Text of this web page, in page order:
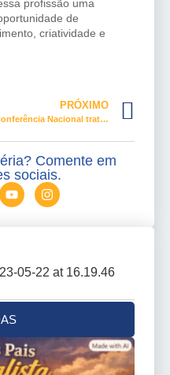
profissão uma
de
criatividade e
PRÓXIMO
Conferência Nacional trata de Políticas Públicas para as Mulheres
Comente em
sociais.